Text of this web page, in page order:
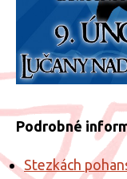
Podrobné
Stezkách